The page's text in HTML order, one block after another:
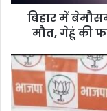
बा
र
आं
धी
से
बिहार में
मौत, गेहूं की
ब
र
बी
घा